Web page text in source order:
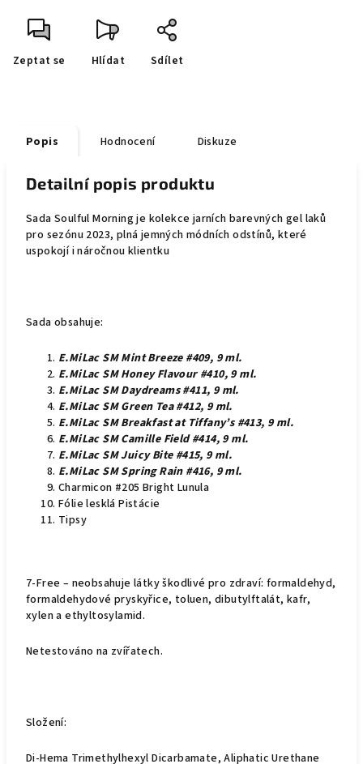
Zeptat se Hlídat Sdílet
Popis Hodnocení Diskuze
Detailní popis produktu
Sada Soulful Morning je kolekce jarních barevných gel laků
pro sezónu 2023, plná jemných módních odstínů, které
uspokojí i náročnou klientku
Sada obsahuje:
E.MiLac SM Mint Breeze #409, 9 ml.
E.MiLac SM Honey Flavour #410, 9 ml.
E.MiLac SM Daydreams #411, 9 ml.
E.MiLac SM Green Tea #412, 9 ml.
E.MiLac SM Breakfast at Tiffany’s #413, 9 ml.
E.MiLac SM Camille Field #414, 9 ml.
E.MiLac SM Juicy Bite #415, 9 ml.
E.MiLac SM Spring Rain #416, 9 ml.
Charmicon #205 Bright Lunula
Fólie lesklá Pistácie
Tipsy
7-Free – neobsahuje látky škodlivé pro zdraví: formaldehyd,
formaldehydové pryskyřice, toluen, dibutylftalát, kafr,
xylen a ethyltosylamid.
Netestováno na zvířatech.
Složení:
Di-Hema Trimethylhexyl Dicarbamate, Aliphatic Urethane